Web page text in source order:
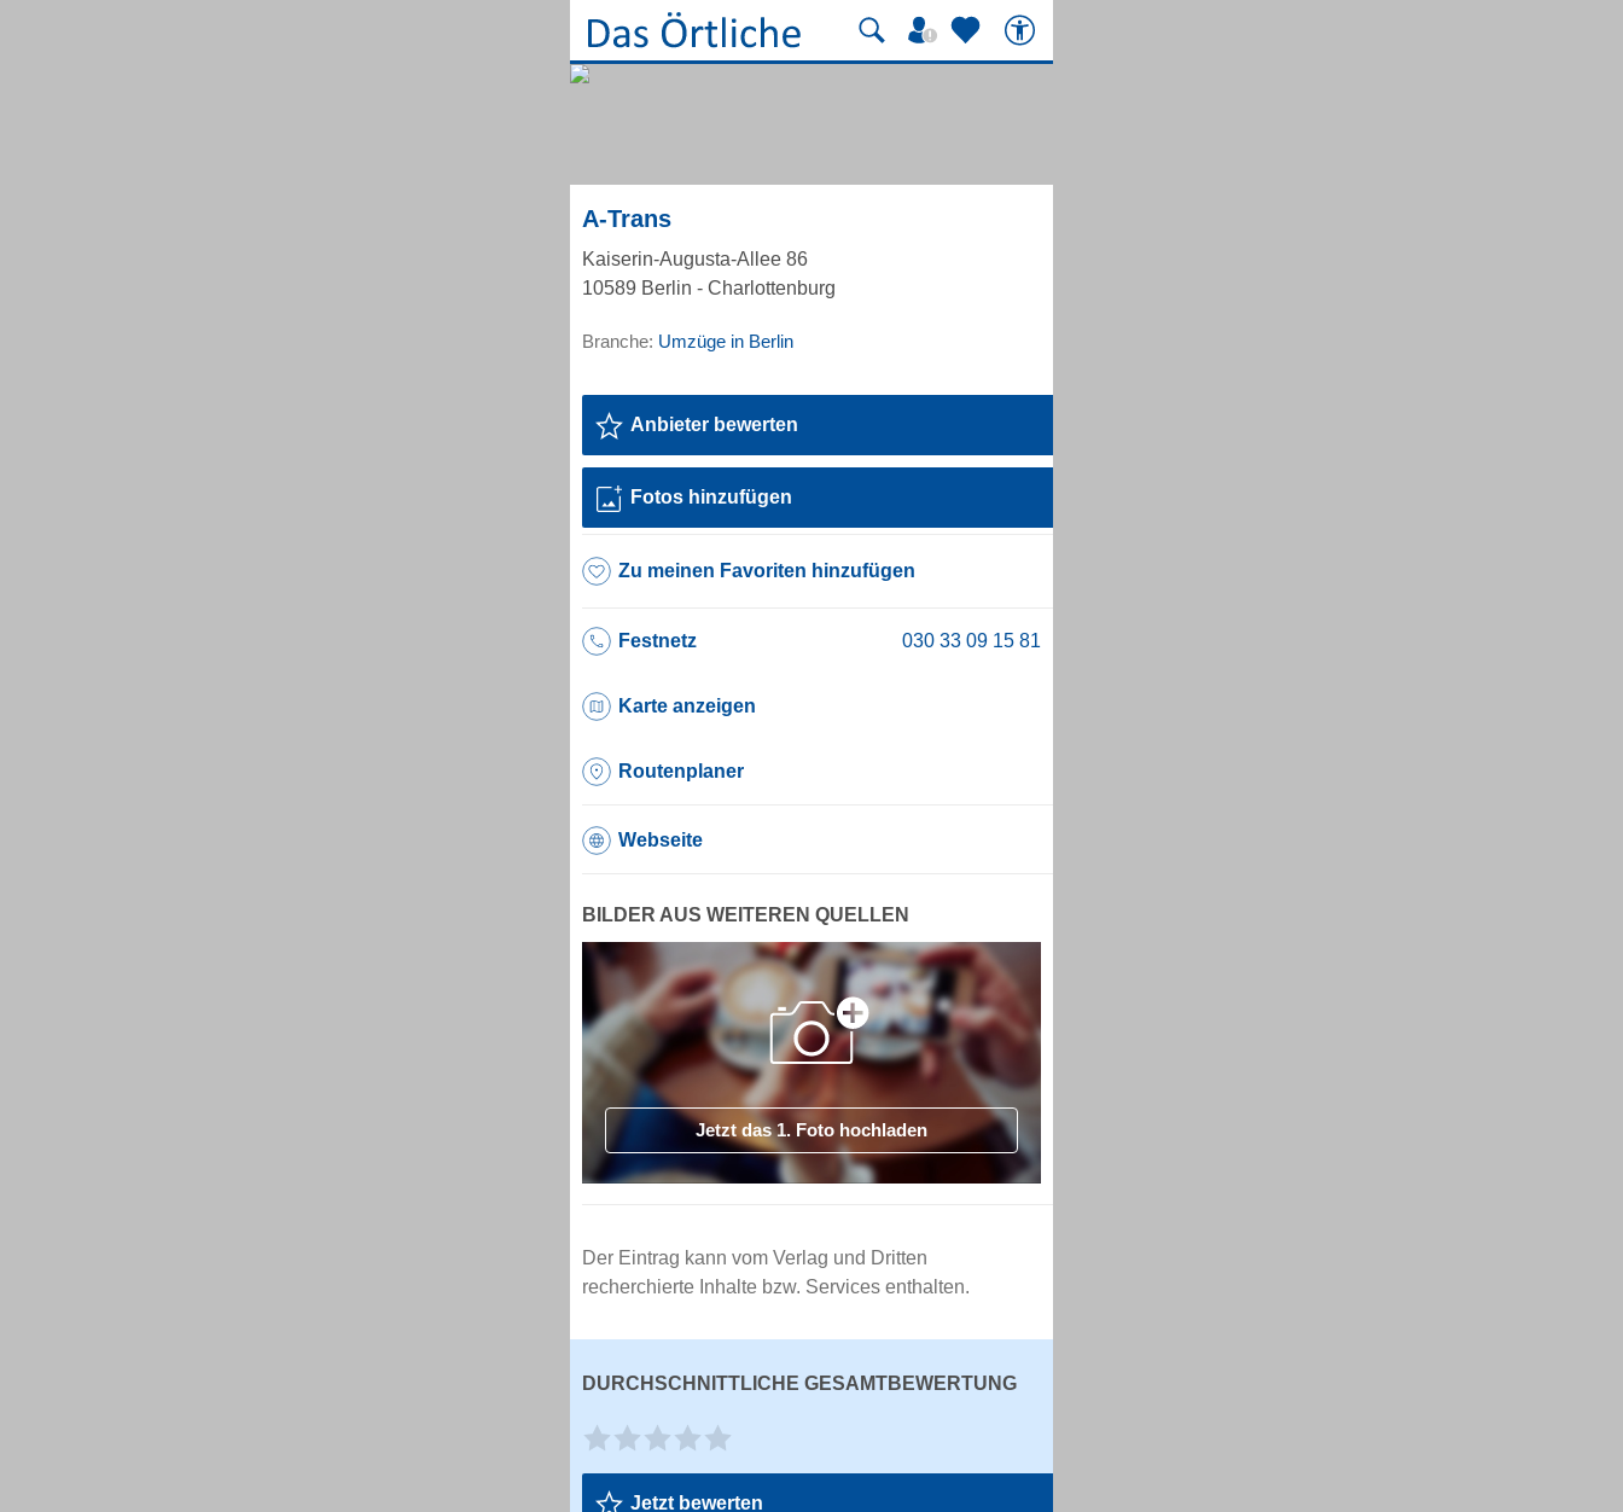
A-Trans
Kaiserin-Augusta-Allee 86
10589 Berlin - Charlottenburg
Branche: Umzüge in Berlin
Anbieter bewerten
Fotos hinzufügen
Zu meinen Favoriten hinzufügen
Festnetz
Karte anzeigen
Routenplaner
Webseite
BILDER AUS WEITEREN QUELLEN
Jetzt das 1. Foto hochladen
Der Eintrag kann vom Verlag und Dritten
recherchierte Inhalte bzw. Services enthalten.
DURCHSCHNITTLICHE GESAMTBEWERTUNG
Jetzt bewerten